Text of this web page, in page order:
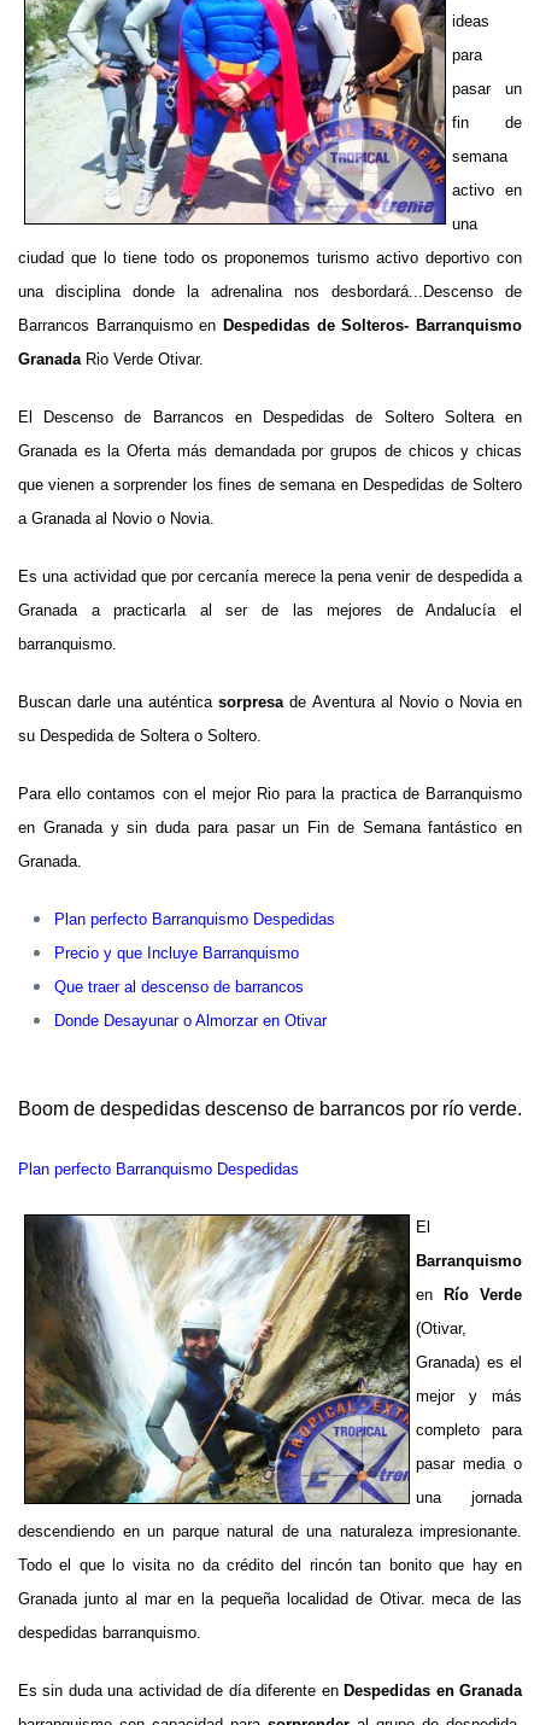
ideas
para
pasar un
fin de
semana
activo en
una
ciudad que lo tiene todo os proponemos turismo activo deportivo con
una disciplina donde la adrenalina nos desbordará...Descenso de
Barrancos Barranquismo en Despedidas de Solteros- Barranquismo
Granada Rio Verde Otivar.
El Descenso de Barrancos en Despedidas de Soltero Soltera en
Granada es la Oferta más demandada por grupos de chicos y chicas
que vienen a sorprender los fines de semana en Despedidas de Soltero
a Granada al Novio o Novia.
Es una actividad que por cercanía merece la pena venir de despedida a
Granada a practicarla al ser de las mejores de Andalucía el
barranquismo.
Buscan darle una auténtica sorpresa de Aventura al Novio o Novia en
su Despedida de Soltera o Soltero.
Para ello contamos con el mejor Rio para la practica de Barranquismo
en Granada y sin duda para pasar un Fin de Semana fantástico en
Granada.
Plan perfecto Barranquismo Despedidas
Precio y que Incluye Barranquismo
Que traer al descenso de barrancos
Donde Desayunar o Almorzar en Otivar
Boom de despedidas descenso de barrancos por río verde.
Plan perfecto Barranquismo Despedidas
El
Barranquismo
en
Río Verde
(Otivar,
Granada) es el
mejor y más
completo para
pasar media o
una jornada
descendiendo en un parque natural de una naturaleza impresionante.
Todo el que lo visita no da crédito del rincón tan bonito que hay en
Granada junto al mar en la pequeña localidad de Otivar. meca de las
despedidas barranquismo.
Es sin duda una actividad de día diferente en Despedidas en Granada